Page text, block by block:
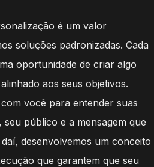
é um valor
soluções padronizadas. Cada
oportunidade de criar algo
aos seus objetivos.
você para entender suas
seu público e a mensagem que
desenvolvemos um conceito
que garantem que seu